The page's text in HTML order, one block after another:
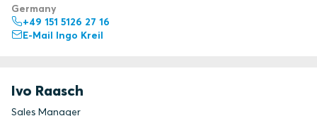
Germany
+49 151 5126 27 16
E-Mail Ingo Kreil
Ivo Raasch
Sales Manager